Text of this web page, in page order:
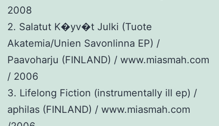
2008
2. Salatut K�yv�t Julki (Tuote
Akatemia/Unien Savonlinna EP) /
Paavoharju (FINLAND) / www.miasmah.com
/ 2006
3. Lifelong Fiction (instrumentally ill ep) /
aphilas (FINLAND) / www.miasmah.com